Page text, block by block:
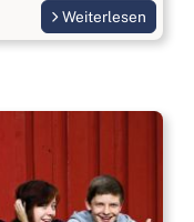
Weiterlesen